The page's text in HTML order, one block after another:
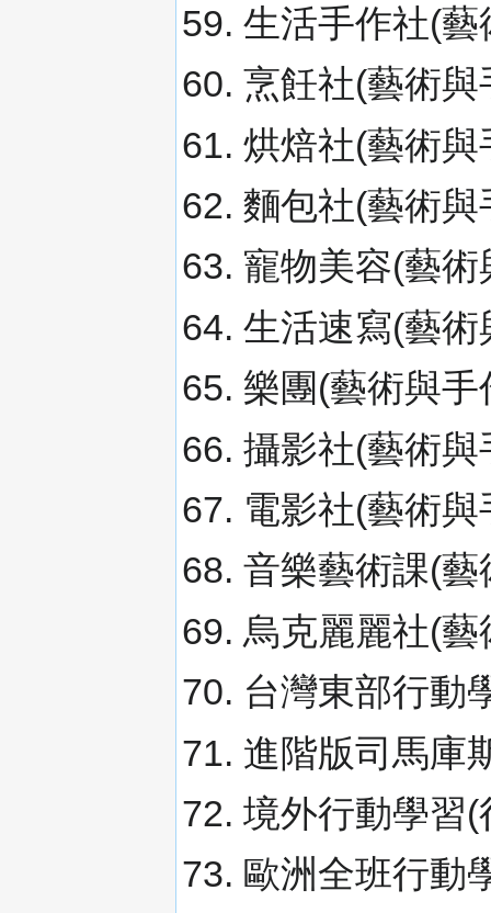
生活手作社(
烹飪社(藝術與
烘焙社(藝術
麵包社(藝術與
寵物美容(藝
生活速寫(藝
樂團(藝術與手
攝影社(藝術與
電影社(藝術
音樂藝術課(
烏克麗麗社(
台灣東部行動
進階版司馬庫
境外行動學習(
歐洲全班行動